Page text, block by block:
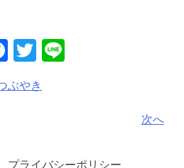
Facebook
Twitter
ぶやき
次へ
ライバシーポリシー